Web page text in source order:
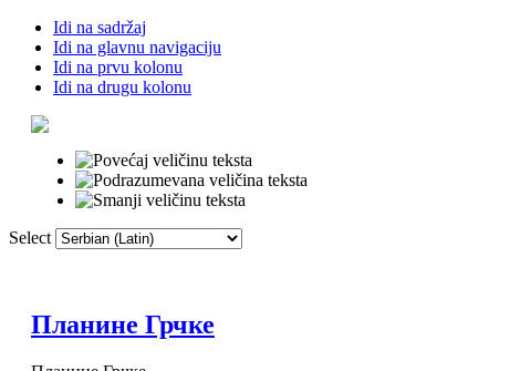
Idi na sadržaj
Idi na glavnu navigaciju
Idi na prvu kolonu
Idi na drugu kolonu
Select
Планине Грчке